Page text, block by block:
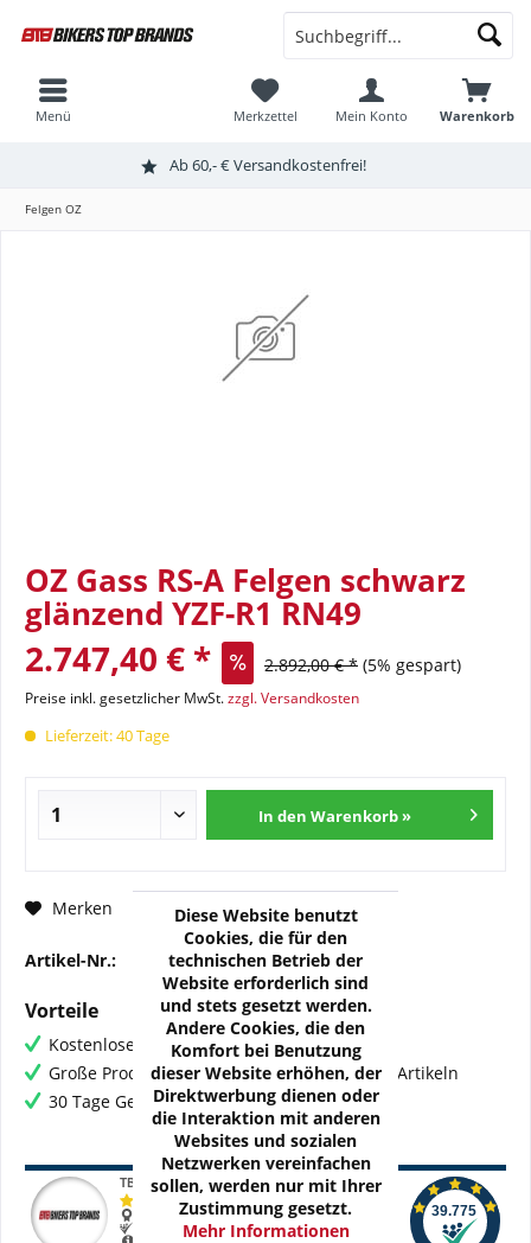
Ab 60,- € Versandkostenfrei!
Warenkorb
Merkzettel Mein Konto
Menü
Felgen OZ
OZ Gass RS-A Felgen schwarz
glänzend YZF-R1 RN49
2.747,40 € * 2.892,00 € * (5% gespart)
Preise inkl. gesetzlicher MwSt.zzgl. Versandkosten
Lieferzeit: 40 Tage
In den Warenkorb »
Merken Fragen zum Artikel?
Artikel-Nr.: OZ-H-YAM03-01N
Vorteile
Kostenloser Versand ab € 60,- Bestellwert
Große Produktauswahl mit mehr als 80.000 Artikeln
30 Tage Geld-Zurück-Garantie
Diese Website benutzt
Cookies, die für den
technischen Betrieb der
Website erforderlich sind
und stets gesetzt werden.
Andere Cookies, die den
Komfort bei Benutzung
dieser Website erhöhen, der
Direktwerbung dienen oder
die Interaktion mit anderen
Websites und sozialen
Netzwerken vereinfachen
sollen, werden nur mit Ihrer
Zustimmung gesetzt.
Mehr Informationen